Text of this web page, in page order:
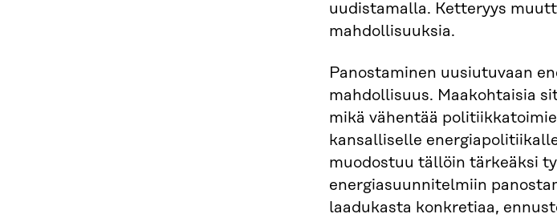
uudistamalla. Ketteryys
mahdollisuuksia.
Panostaminen uusiutuvaan
mahdollisuus. Maakohtaisia
mikä vähentää
kansalliselle
muodostuu tällöin tärkeäksi
energiasuunnitelmiin
laadukasta konkretiaa,